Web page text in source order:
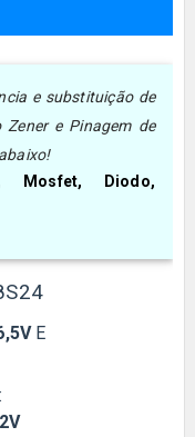
e substituição de
Zener e Pinagem de
Mosfet, Diodo,
E